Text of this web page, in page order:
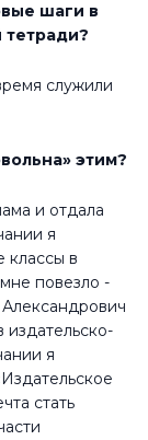
шаги в
тетради?
служили
этим?
и отдала
я
классы в
повезло -
я
стать